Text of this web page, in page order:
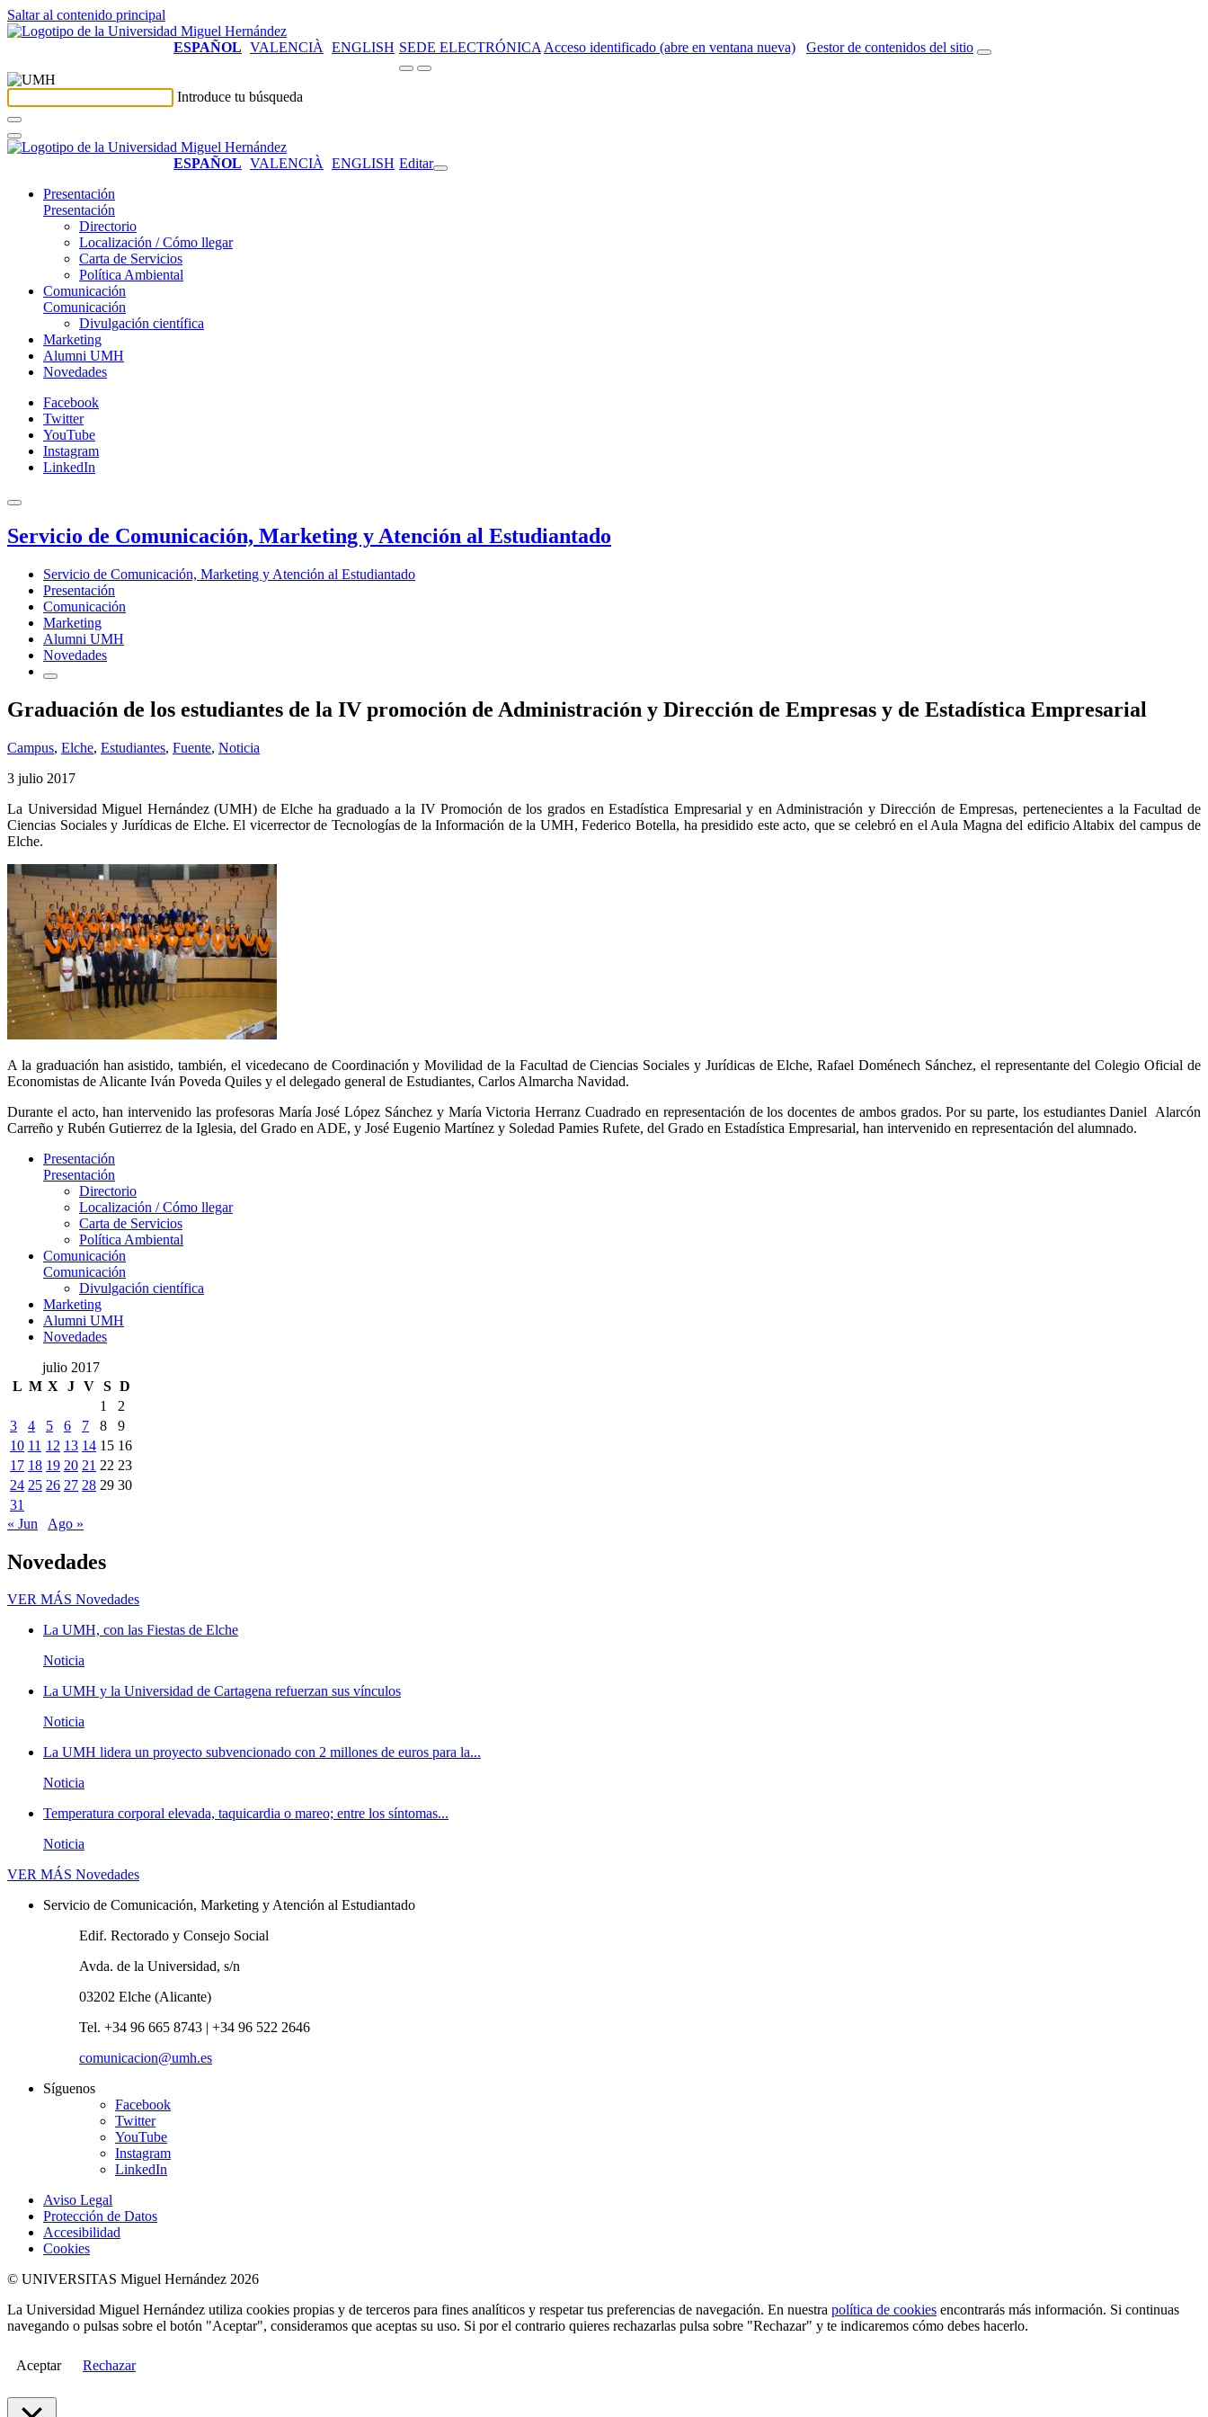
Saltar al contenido principal
ESPAÑOL VALENCIÀ ENGLISH SEDE ELECTRÓNICA Acceso identificado (abre en ventana nueva) Gestor de contenidos del sitio
Introduce tu búsqueda
ESPAÑOL VALENCIÀ ENGLISH Editar
Presentación
Presentación
Directorio
Localización / Cómo llegar
Carta de Servicios
Política Ambiental
Comunicación
Comunicación
Divulgación científica
Marketing
Alumni UMH
Novedades
Facebook
Twitter
YouTube
Instagram
LinkedIn
Servicio de Comunicación, Marketing y Atención al Estudiantado
Servicio de Comunicación, Marketing y Atención al Estudiantado
Presentación
Comunicación
Marketing
Alumni UMH
Novedades
Graduación de los estudiantes de la IV promoción de Administración y Dirección de Empresas y de Estadística Empresarial
Campus, Elche, Estudiantes, Fuente, Noticia
3 julio 2017
La Universidad Miguel Hernández (UMH) de Elche ha graduado a la IV Promoción de los grados en Estadística Empresarial y en Administración y Dirección de Empresas, pertenecientes a la Facultad de
Ciencias Sociales y Jurídicas de Elche. El vicerrector de Tecnologías de la Información de la UMH, Federico Botella, ha presidido este acto, que se celebró en el Aula Magna del edificio Altabix del campus de
Elche.
A la graduación han asistido, también, el vicedecano de Coordinación y Movilidad de la Facultad de Ciencias Sociales y Jurídicas de Elche, Rafael Doménech Sánchez, el representante del Colegio Oficial de
Economistas de Alicante Iván Poveda Quiles y el delegado general de Estudiantes, Carlos Almarcha Navidad.
Durante el acto, han intervenido las profesoras María José López Sánchez y María Victoria Herranz Cuadrado en representación de los docentes de ambos grados. Por su parte, los estudiantes Daniel Alarcón
Carreño y Rubén Gutierrez de la Iglesia, del Grado en ADE, y José Eugenio Martínez y Soledad Pamies Rufete, del Grado en Estadística Empresarial, han intervenido en representación del alumnado.
Presentación
Presentación
Directorio
Localización / Cómo llegar
Carta de Servicios
Política Ambiental
Comunicación
Comunicación
Divulgación científica
Marketing
Alumni UMH
Novedades
julio 2017
L M X J V S D
1
2
3
4 5 6 7 8
9
10 11 12 13 14 15 16
17 18 19 20 21 22 23
24 25 26 27 28 29 30
31
« Jun
Ago »
Novedades
VER MÁS Novedades
La UMH, con las Fiestas de Elche
Noticia
La UMH y la Universidad de Cartagena refuerzan sus vínculos
Noticia
La UMH lidera un proyecto subvencionado con 2 millones de euros para la...
Noticia
Temperatura corporal elevada, taquicardia o mareo; entre los síntomas...
Noticia
VER MÁS Novedades
Servicio de Comunicación, Marketing y Atención al Estudiantado
Edif. Rectorado y Consejo Social
Avda. de la Universidad, s/n
03202 Elche (Alicante)
Tel. +34 96 665 8743 | +34 96 522 2646
comunicacion@umh.es
Síguenos
Facebook
Twitter
YouTube
Instagram
LinkedIn
Aviso Legal
Protección de Datos
Accesibilidad
Cookies
© UNIVERSITAS Miguel Hernández 2026
La Universidad Miguel Hernández utiliza cookies propias y de terceros para fines analíticos y respetar tus preferencias de navegación. En nuestra política de cookies encontrarás más información. Si continuas
navegando o pulsas sobre el botón "Aceptar", consideramos que aceptas su uso. Si por el contrario quieres rechazarlas pulsa sobre "Rechazar" y te indicaremos cómo debes hacerlo.
Aceptar Rechazar